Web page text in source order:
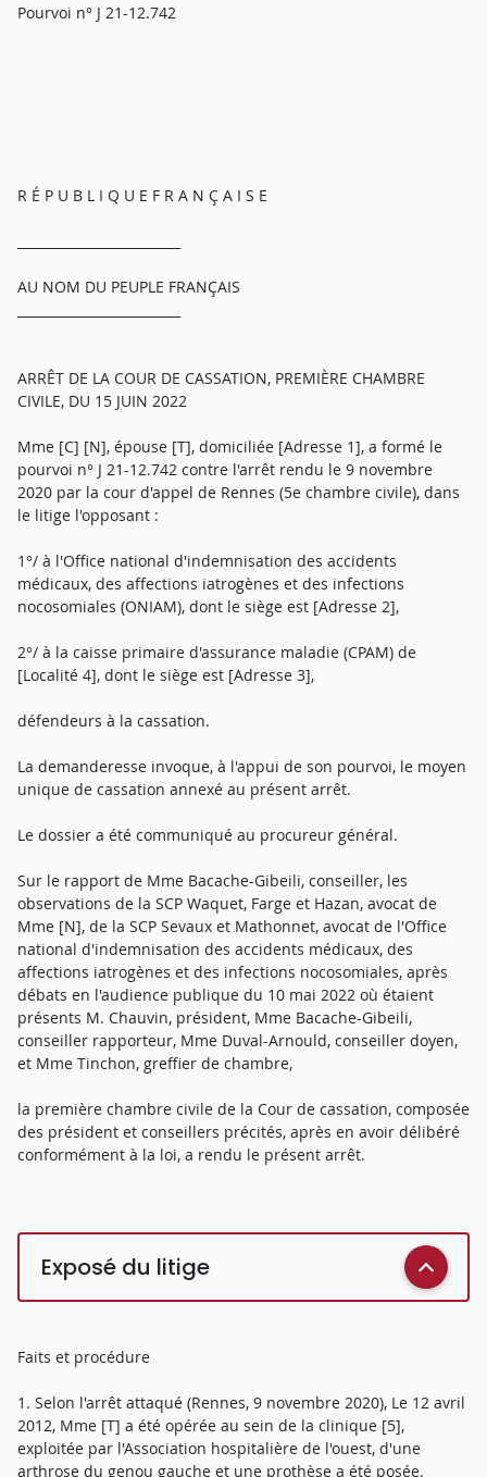
Pourvoi n° J 21-12.742
R É P U B L I Q U E F R A N Ç A I S E
AU NOM DU PEUPLE FRANÇAIS
ARRÊT DE LA COUR DE CASSATION, PREMIÈRE CHAMBRE
CIVILE, DU 15 JUIN 2022
Mme [C] [N], épouse [T], domiciliée [Adresse 1], a formé le
pourvoi n° J 21-12.742 contre l'arrêt rendu le 9 novembre
2020 par la cour d'appel de Rennes (5e chambre civile), dans
le litige l'opposant :
1°/ à l'Office national d'indemnisation des accidents
médicaux, des affections iatrogènes et des infections
nocosomiales (ONIAM), dont le siège est [Adresse 2],
2°/ à la caisse primaire d'assurance maladie (CPAM) de
[Localité 4], dont le siège est [Adresse 3],
défendeurs à la cassation.
La demanderesse invoque, à l'appui de son pourvoi, le moyen
unique de cassation annexé au présent arrêt.
Le dossier a été communiqué au procureur général.
Sur le rapport de Mme Bacache-Gibeili, conseiller, les
observations de la SCP Waquet, Farge et Hazan, avocat de
Mme [N], de la SCP Sevaux et Mathonnet, avocat de l'Office
national d'indemnisation des accidents médicaux, des
affections iatrogènes et des infections nocosomiales, après
débats en l'audience publique du 10 mai 2022 où étaient
présents M. Chauvin, président, Mme Bacache-Gibeili,
conseiller rapporteur, Mme Duval-Arnould, conseiller doyen,
et Mme Tinchon, greffier de chambre,
la première chambre civile de la Cour de cassation, composée
des président et conseillers précités, après en avoir délibéré
conformément à la loi, a rendu le présent arrêt.
Exposé du litige
Faits et procédure
1. Selon l'arrêt attaqué (Rennes, 9 novembre 2020), Le 12 avril
2012, Mme [T] a été opérée au sein de la clinique [5],
exploitée par l'Association hospitalière de l'ouest, d'une
arthrose du genou gauche et une prothèse a été posée.